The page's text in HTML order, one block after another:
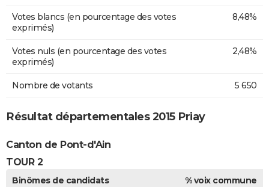
Votes blancs (en pourcentage des votes
exprimés)
8,48%
Votes nuls (en pourcentage des votes
exprimés)
2,48%
Nombre de votants 5 650
Résultat départementales 2015 Priay
Canton de Pont-d'Ain
TOUR 2
Binômes de candidats
% voix commune